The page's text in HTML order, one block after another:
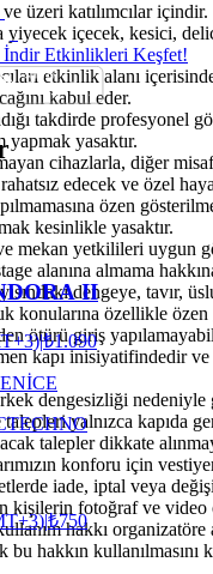
üzeri katılımcılar içindir.
yiyecek içecek, kesici,
etkinlik alanı
kabul eder.
takdirde profesyonel
yapmak yasaktır.
cihazlarla, diğer
rahatsız edecek ve özel
özen
kesinlikle yasaktır.
mekan yetkilileri uygun
alanına almama
dengeye, tavır,
konularına özellikle
ötürü giriş
kapı inisiyatifindedir
dengesizliği nedeniyle
yalnızca kapıda
talepler dikkate
konforu için
iade, iptal veya
kişilerin fotoğraf ve video
hakkı organizatöre
bu hakkın kullanılmasını
Etkinlikleri Keşfet!
II
|₺1.090
TECHNO
|₺750